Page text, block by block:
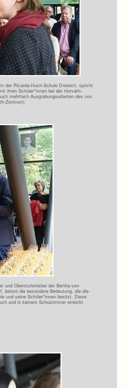
der Ricarda-Huch-Schule Drei­eich, spricht
ihren Schüler*innen bei der Horváth-
mehr­fach Aus­gra­bungs­ar­bei­ten des nun
Zentrum).
und Ober­stu­fen­lei­ter der Bertha-von-
betont die beson­dere Bedeu­tung, die die­
und seine Schüler*innen besitzt. Diese
und in kei­nem Schul­zim­mer erreicht